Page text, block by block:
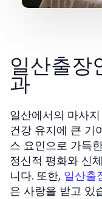
일산출장
과
일산에서의 마사
건강 유지에 큰 기
스 요인으로 가득
정신적 평화와 신
니다. 또한, 일산출
은 사랑을 받고 있